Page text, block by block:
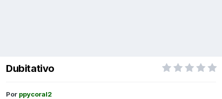
Dubitativo
Por ppycoral2